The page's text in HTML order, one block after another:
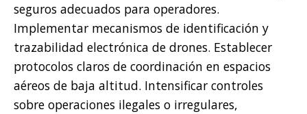
seguros adecuados para operadores.
Implementar mecanismos de identificación y
trazabilidad electrónica de drones. Establecer
protocolos claros de coordinación en espacios
aéreos de baja altitud. Intensificar controles
sobre operaciones ilegales o irregulares,